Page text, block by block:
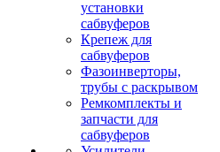
установки
сабвуферов
Крепеж для
сабвуферов
Фазоинверторы,
трубы с раскрывом
Ремкомплекты и
запчасти для
сабвуферов